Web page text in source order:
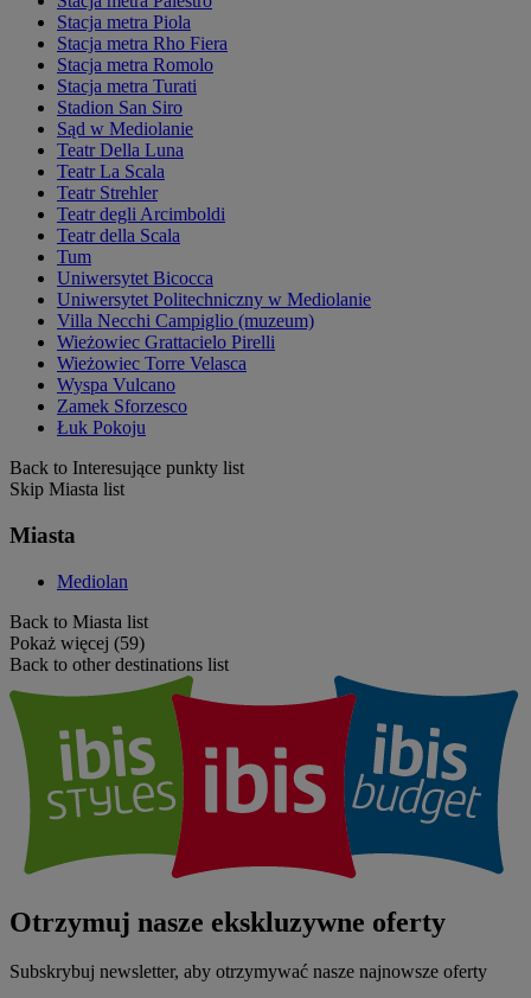
Stacja metra Piola
Stacja metra Rho Fiera
Stacja metra Romolo
Stacja metra Turati
Stadion San Siro
Sąd w Mediolanie
Teatr Della Luna
Teatr La Scala
Teatr Strehler
Teatr degli Arcimboldi
Teatr della Scala
Tum
Uniwersytet Bicocca
Uniwersytet Politechniczny w Mediolanie
Villa Necchi Campiglio (muzeum)
Wieżowiec Grattacielo Pirelli
Wieżowiec Torre Velasca
Wyspa Vulcano
Zamek Sforzesco
Łuk Pokoju
Back to Interesujące punkty list
Skip Miasta list
Miasta
Mediolan
Back to Miasta list
Pokaż więcej (59)
Back to other destinations list
Otrzymuj nasze ekskluzywne oferty
Subskrybuj newsletter, aby otrzymywać nasze najnowsze oferty